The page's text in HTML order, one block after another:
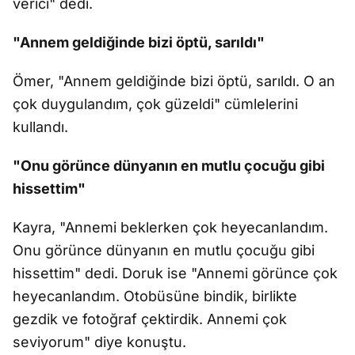
verici" dedi.
"Annem geldiğinde bizi öptü, sarıldı"
Ömer, "Annem geldiğinde bizi öptü, sarıldı. O an
çok duygulandım, çok güzeldi" cümlelerini
kullandı.
"Onu görünce dünyanın en mutlu çocuğu gibi
hissettim"
Kayra, "Annemi beklerken çok heyecanlandım.
Onu görünce dünyanın en mutlu çocuğu gibi
hissettim" dedi. Doruk ise "Annemi görünce çok
heyecanlandım. Otobüsüne bindik, birlikte
gezdik ve fotoğraf çektirdik. Annemi çok
seviyorum" diye konuştu.